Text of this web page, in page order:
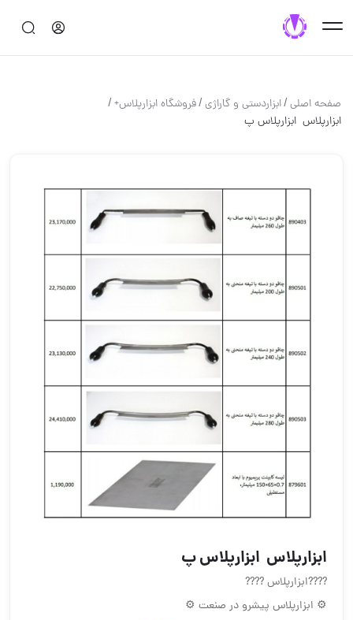
صفحه اصلی/ابزاردستی و گاراژی/فروشگاه ابزارپلاس+/
️️️️ابزارپلاس ️️️️ ابزارپلاس پ
️️️️ابزارپلاس ️️️️ ابزارپلاس پ
?️?️?️?️ابزارپلاس ?️?️?️?️
⚙ ابزارپلاس پیشرو در صنعت ⚙